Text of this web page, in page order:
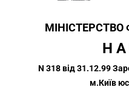
МІНІСТЕРСТВО
Н А
N 318 від 31.12.99
м.Київ